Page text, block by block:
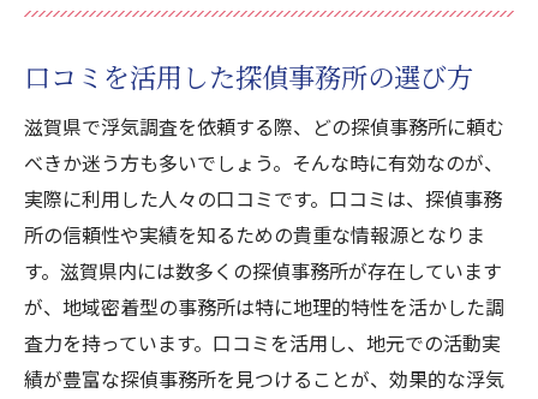
口コミを活用した探偵事務所の選び方
滋賀県で浮気調査を依頼する際、どの探偵事務所に頼む
べきか迷う方も多いでしょう。そんな時に有効なのが、
実際に利用した人々の口コミです。口コミは、探偵事務
所の信頼性や実績を知るための貴重な情報源となりま
す。滋賀県内には数多くの探偵事務所が存在しています
が、地域密着型の事務所は特に地理的特性を活かした調
査力を持っています。口コミを活用し、地元での活動実
績が豊富な探偵事務所を見つけることが、効果的な浮気